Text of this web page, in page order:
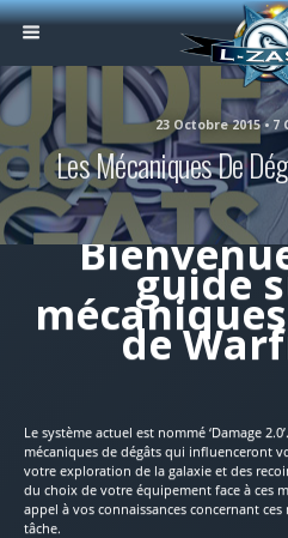
23 Octobre 2015 •
Les Mécaniques De
guide
de
Le système actuel est nommé ‘Damage
mécaniques de dégâts qui influenceront
votre exploration de la galaxie et des
du choix de votre équipement face à ces
appel à vos connaissances concernant
tâche.